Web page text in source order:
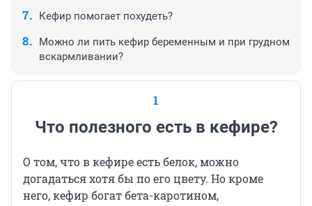
Кефир помогает похудеть?
Можно ли пить кефир беременным и при грудном
вскармливании?
1
Что полезного есть в кефире?
О том, что в кефире есть белок, можно
догадаться хотя бы по его цвету. Но кроме
него, кефир богат бета-каротином,